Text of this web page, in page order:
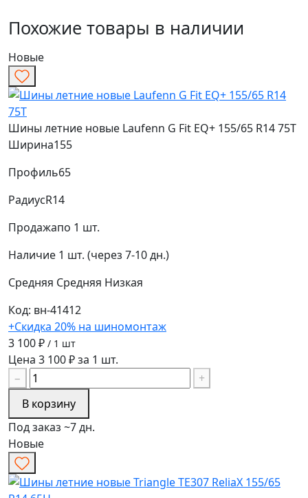
Похожие товары в наличии
Новые
Шины летние новые Laufenn G Fit EQ+ 155/65 R14 75T
Ширина155
Профиль65
РадиусR14
Продажапо 1 шт.
Наличие 1 шт. (через 7-10 дн.)
Средняя Средняя Низкая
Код: вн-41412
+Скидка 20% на шиномонтаж
3 100 ₽ / 1 шт
Цена 3 100 ₽ за 1 шт.
−
+
В корзину
Под заказ ~7 дн.
Новые